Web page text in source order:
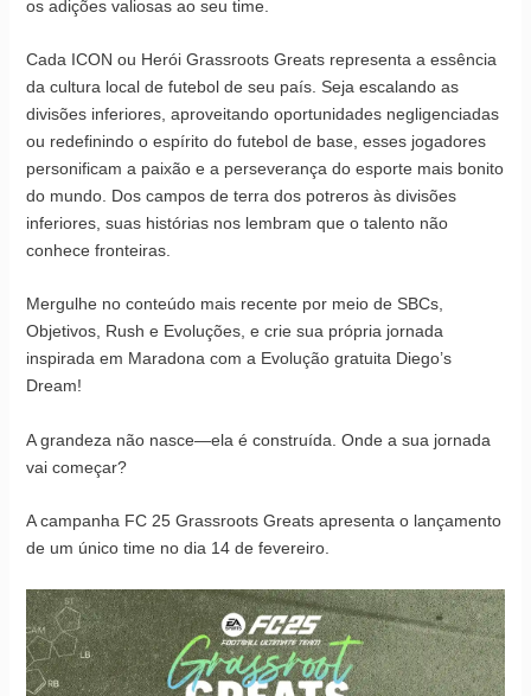
os adições valiosas ao seu time.
Cada ICON ou Herói Grassroots Greats representa a essência
da cultura local de futebol de seu país. Seja escalando as
divisões inferiores, aproveitando oportunidades negligenciadas
ou redefinindo o espírito do futebol de base, esses jogadores
personificam a paixão e a perseverança do esporte mais bonito
do mundo. Dos campos de terra dos potreros às divisões
inferiores, suas histórias nos lembram que o talento não
conhece fronteiras.
Mergulhe no conteúdo mais recente por meio de SBCs,
Objetivos, Rush e Evoluções, e crie sua própria jornada
inspirada em Maradona com a Evolução gratuita Diego’s
Dream!
A grandeza não nasce—ela é construída. Onde a sua jornada
vai começar?
A campanha FC 25 Grassroots Greats apresenta o lançamento
de um único time no dia 14 de fevereiro.